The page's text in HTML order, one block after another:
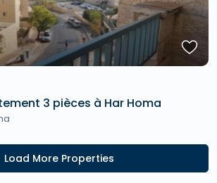
3 pièces à Har Homa